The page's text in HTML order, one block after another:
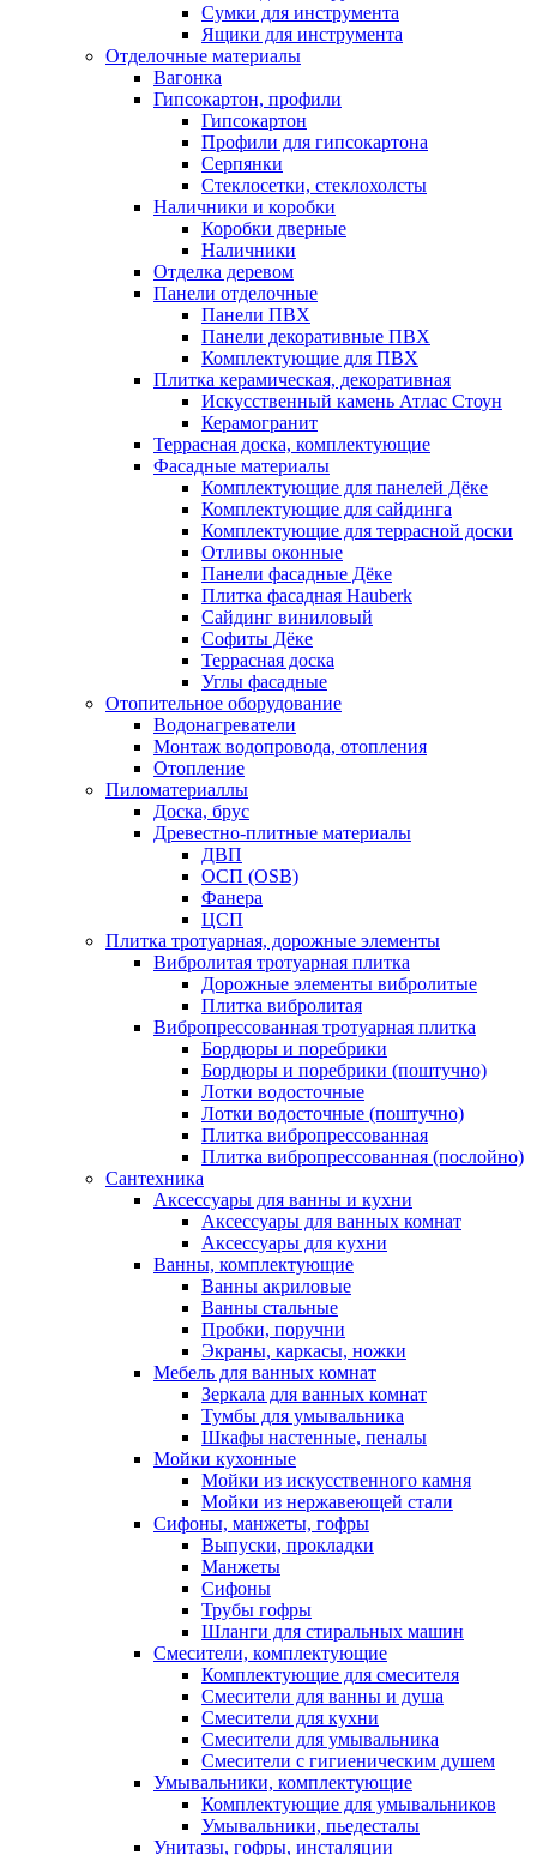
Сумки для инструмента
Ящики для инструмента
Отделочные материалы
Вагонка
Гипсокартон, профили
Гипсокартон
Профили для гипсокартона
Серпянки
Стеклосетки, стеклохолсты
Наличники и коробки
Коробки дверные
Наличники
Отделка деревом
Панели отделочные
Панели ПВХ
Панели декоративные ПВХ
Комплектующие для ПВХ
Плитка керамическая, декоративная
Искусственный камень Атлас Стоун
Керамогранит
Террасная доска, комплектующие
Фасадные материалы
Комплектующие для панелей Дёке
Комплектующие для сайдинга
Комплектующие для террасной доски
Отливы оконные
Панели фасадные Дёке
Плитка фасадная Hauberk
Сайдинг виниловый
Софиты Дёке
Террасная доска
Углы фасадные
Отопительное оборудование
Водонагреватели
Монтаж водопровода, отопления
Отопление
Пиломатериаллы
Доска, брус
Древестно-плитные материалы
ДВП
ОСП (OSB)
Фанера
ЦСП
Плитка тротуарная, дорожные элементы
Вибролитая тротуарная плитка
Дорожные элементы вибролитые
Плитка вибролитая
Вибропрессованная тротуарная плитка
Бордюры и поребрики
Бордюры и поребрики (поштучно)
Лотки водосточные
Лотки водосточные (поштучно)
Плитка вибропрессованная
Плитка вибропрессованная (послойно)
Сантехника
Аксессуары для ванны и кухни
Аксессуары для ванных комнат
Аксессуары для кухни
Ванны, комплектующие
Ванны акриловые
Ванны стальные
Пробки, поручни
Экраны, каркасы, ножки
Мебель для ванных комнат
Зеркала для ванных комнат
Тумбы для умывальника
Шкафы настенные, пеналы
Мойки кухонные
Мойки из искусственного камня
Мойки из нержавеющей стали
Сифоны, манжеты, гофры
Выпуски, прокладки
Манжеты
Сифоны
Трубы гофры
Шланги для стиральных машин
Смесители, комплектующие
Комплектующие для смесителя
Смесители для ванны и душа
Смесители для кухни
Смесители для умывальника
Смесители с гигиеническим душем
Умывальники, комплектующие
Комплектующие для умывальников
Умывальники, пьедесталы
Унитазы, гофры, инсталяции